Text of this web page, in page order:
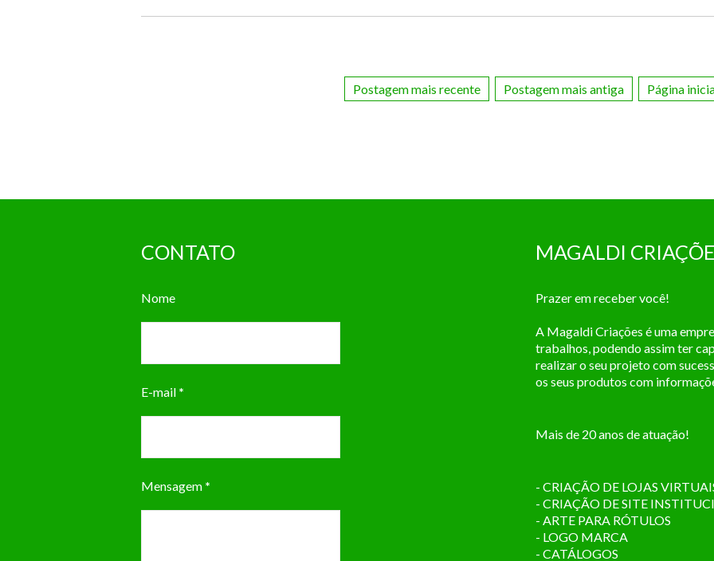
Postagem mais recente Postagem mais antiga Página
CONTATO
Nome
E-mail *
Mensagem *
MAGALDI
Prazer em receber você!
A Magaldi Criações é uma
trabalhos, podendo assim ter
realizar o seu projeto com
os seus produtos com
Mais de 20 anos de atuação!
- CRIAÇÃO DE LOJAS
- CRIAÇÃO DE SITE
- ARTE PARA RÓTULOS
- LOGO MARCA
- CATÁLOGOS